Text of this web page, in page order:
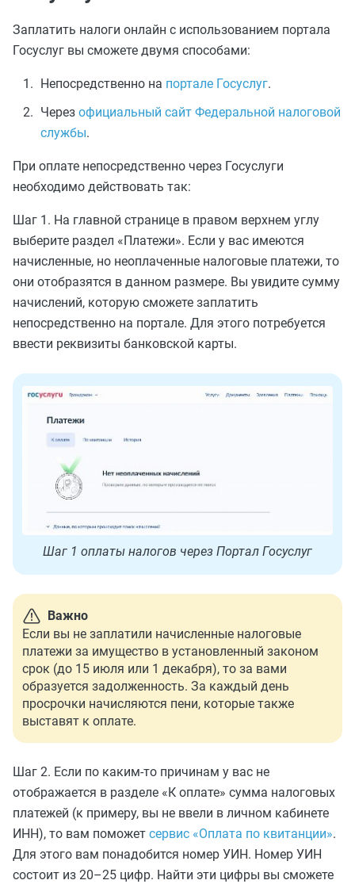
Заплатить налоги онлайн с использованием портала
Госуслуг вы сможете двумя способами:
Непосредственно на портале Госуслуг.
Через официальный сайт Федеральной налоговой
службы.
При оплате непосредственно через Госуслуги
необходимо действовать так:
Шаг 1. На главной странице в правом верхнем углу
выберите раздел «Платежи». Если у вас имеются
начисленные, но неоплаченные налоговые платежи, то
они отобразятся в данном размере. Вы увидите сумму
начислений, которую сможете заплатить
непосредственно на портале. Для этого потребуется
ввести реквизиты банковской карты.
Шаг 1 оплаты налогов через Портал Госуслуг
Важно
Если вы не заплатили начисленные налоговые
платежи за имущество в установленный законом
срок (до 15 июля или 1 декабря), то за вами
образуется задолженность. За каждый день
просрочки начисляются пени, которые также
выставят к оплате.
Шаг 2. Если по каким-то причинам у вас не
отображается в разделе «К оплате» сумма налоговых
платежей (к примеру, вы не ввели в личном кабинете
ИНН), то вам поможет сервис «Оплата по квитанции».
Для этого вам понадобится номер УИН. Номер УИН
состоит из 20–25 цифр. Найти эти цифры вы сможете